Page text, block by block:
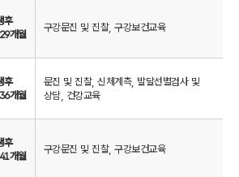
후
개월
구강문진 및 진찰, 구강보건교육
후
개월
문진 및 진찰, 신체계측, 발달선별검사 및
상담, 건강교육
후
개월
구강문진 및 진찰, 구강보건교육